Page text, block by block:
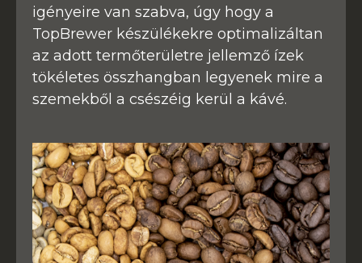
igényeire van szabva, úgy hogy a
TopBrewer készülékekre optimalizáltan
az adott termőterületre jellemző ízek
tökéletes összhangban legyenek mire a
szemekből a csészéig kerül a kávé.